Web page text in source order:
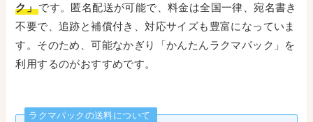
ク」です。匿名配送が可能で、料金は全国一律、宛名書き
不要で、追跡と補償付き、対応サイズも豊富になっていま
す。そのため、可能なかぎり「かんたんラクマパック」を
利用するのがおすすめです。
ラクマパックの送料について